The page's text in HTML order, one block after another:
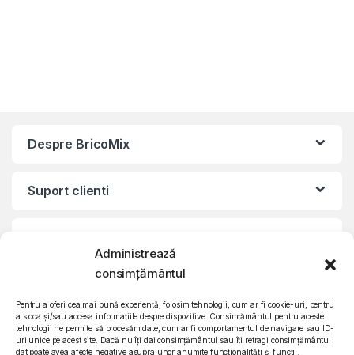
Administrează
consimțământul
Pentru a oferi cea mai bună experiență, folosim tehnologii, cum ar fi cookie-uri, pentru
a stoca și/sau accesa informațiile despre dispozitive. Consimțământul pentru aceste
tehnologii ne permite să procesăm date, cum ar fi comportamentul de navigare sau ID-
uri unice pe acest site. Dacă nu îți dai consimțământul sau îți retragi consimțământul
dat poate avea afecte negative asupra unor anumite funcționalități și funcții.
Despre BricoMix
Suport clienti
©2010 – 2024 Quattro SRL